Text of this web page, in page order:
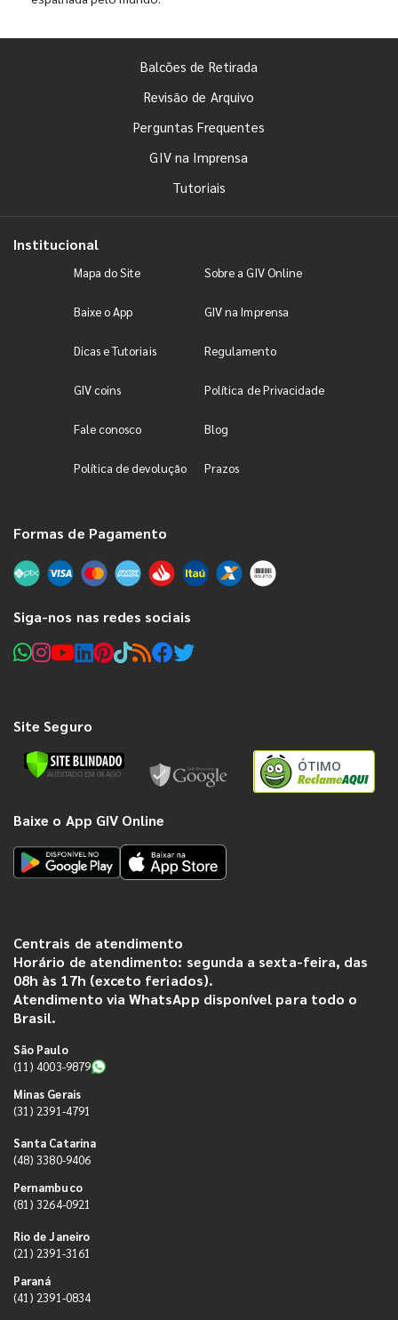
Balcões de Retirada
Revisão de Arquivo
Perguntas Frequentes
GIV na Imprensa
Tutoriais
Institucional
Mapa do Site Sobre a GIV Online
Baixe o App GIV na Imprensa
Dicas e Tutoriais Regulamento
GIV coins Política de Privacidade
Fale conosco Blog
Política de devolução Prazos
Formas de Pagamento
Siga-nos nas redes sociais
Site Seguro
ÓTIMO
Baixe o App GIV Online
Centrais de atendimento
Horário de atendimento: segunda a sexta-feira, das
08h às 17h (exceto feriados).
Atendimento via WhatsApp disponível para todo o
Brasil.
São Paulo
(11) 4003-9879
Minas Gerais
(31) 2391-4791
Santa Catarina
(48) 3380-9406
Pernambuco
(81) 3264-0921
Rio de Janeiro
(21) 2391-3161
Paraná
(41) 2391-0834